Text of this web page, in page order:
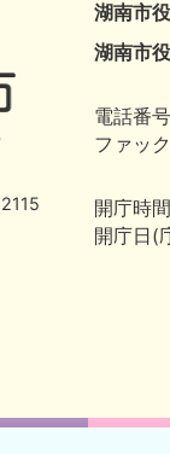
湖南市
湖南市
電話番
ファッ
開庁時
開庁日(